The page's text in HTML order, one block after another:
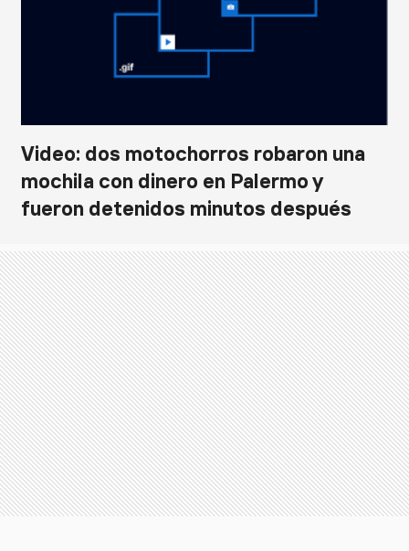
Video: dos motochorros robaron una
mochila con dinero en Palermo y
fueron detenidos minutos después